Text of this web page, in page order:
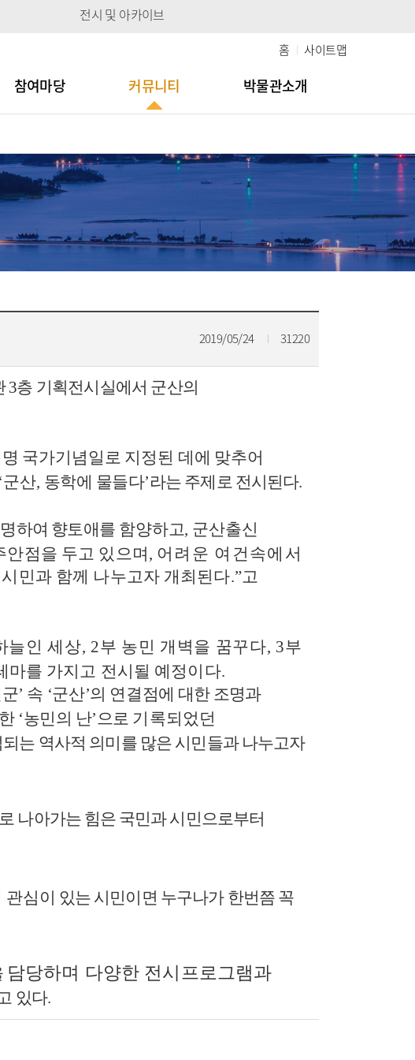
전시 및 아카이브
홈 사이트맵
참여마당 커뮤니티 박물관소개
2019/05/24 31220
3층 기획전시실에서 군산의
국가기념일로 지정된 데에 맞추어
‘군산, 동학에 물들다’라는 주제로 전시된다.
하여 향토애를 함양하고, 군산출신
점을 두고 있으며, 어려운 여건속에서
민과 함께 나누고자 개최된다.”고
늘인 세상, 2부 농민 개벽을 꿈꾸다, 3부
마를 가지고 전시될 예정이다.
’ 속 ‘군산’의 연결점에 대한 조명과
‘농민의 난’으로 기록되었던
는 역사적 의미를 많은 시민들과 나누고자
나아가는 힘은 국민과시민으로부터
관심이 있는 시민이면 누구나가 한번쯤 꼭
담당하며 다양한 전시프로그램과
있다.